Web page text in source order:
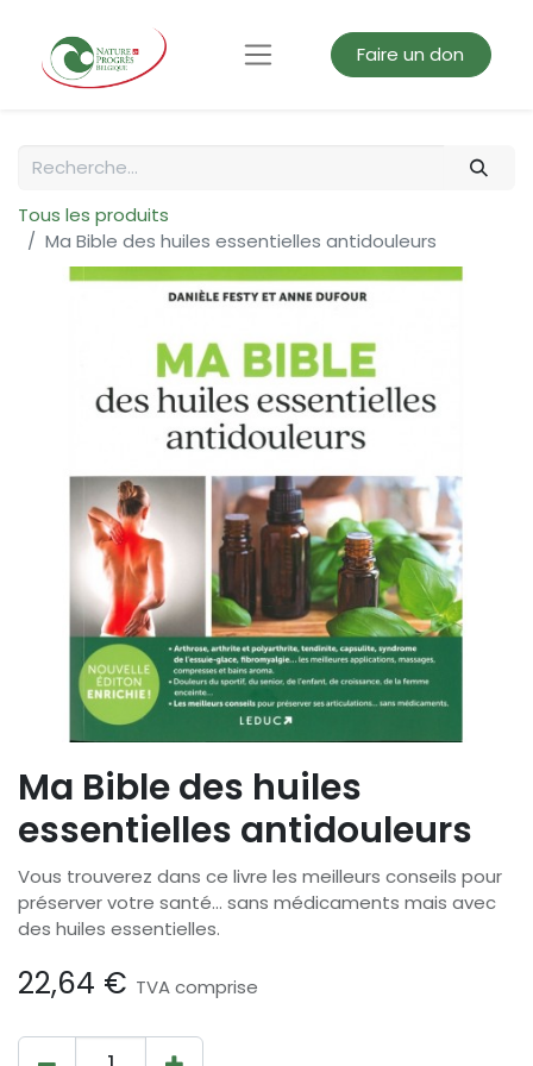
Faire un don
Tous les produits
Ma Bible des huiles essentielles antidouleurs
Ma Bible des huiles
essentielles antidouleurs
Vous trouverez dans ce livre les meilleurs conseils pour
préserver votre santé... sans médicaments mais avec
des huiles essentielles.
22,64 € TVA comprise